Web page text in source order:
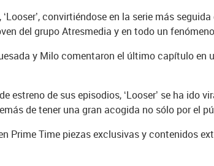
convirtiéndose en la serie más
del grupo Atresmedia y en todo un
y Milo comentaron el último capítulo
estreno de sus episodios, ‘Looser’ se ha ido
de tener una gran acogida no sólo por el
Prime Time piezas exclusivas y contenidos